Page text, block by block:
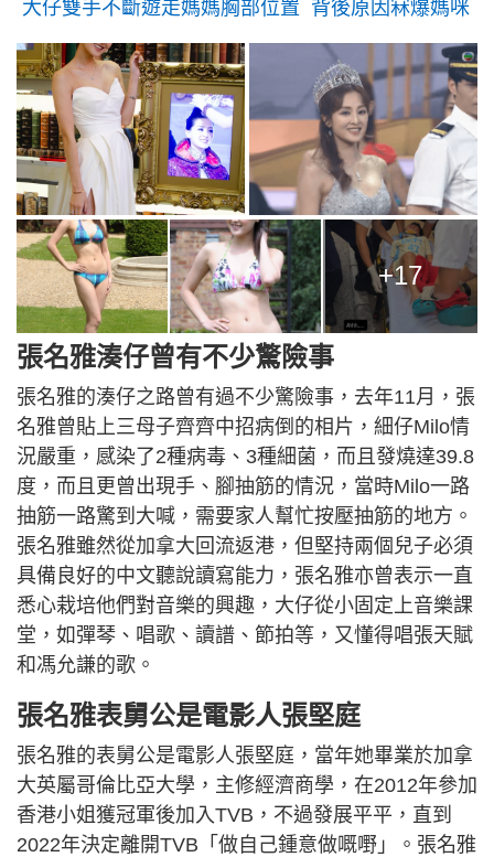
大仔雙手不斷遊走媽媽胸部位置 背後原因冧爆媽咪
+17
張名雅湊仔曾有不少驚險事
張名雅的湊仔之路曾有過不少驚險事，去年11月，張
名雅曾貼上三母子齊齊中招病倒的相片，細仔Milo情
況嚴重，感染了2種病毒、3種細菌，而且發燒達39.8
度，而且更曾出現手、腳抽筋的情況，當時Milo一路
抽筋一路驚到大喊，需要家人幫忙按壓抽筋的地方。
張名雅雖然從加拿大回流返港，但堅持兩個兒子必須
具備良好的中文聽說讀寫能力，張名雅亦曾表示一直
悉心栽培他們對音樂的興趣，大仔從小固定上音樂課
堂，如彈琴、唱歌、讀譜、節拍等，又懂得唱張天賦
和馮允謙的歌。
張名雅表舅公是電影人張堅庭
張名雅的表舅公是電影人張堅庭，當年她畢業於加拿
大英屬哥倫比亞大學，主修經濟商學，在2012年參加
香港小姐獲冠軍後加入TVB，不過發展平平，直到
2022年決定離開TVB「做自己鍾意做嘅嘢」。張名雅